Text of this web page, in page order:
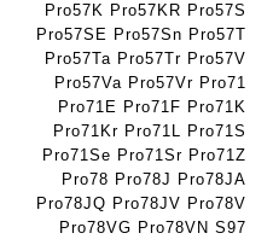
Pro57K Pro57KR Pro57S
Pro57SE Pro57Sn Pro57T
Pro57Ta Pro57Tr Pro57V
Pro57Va Pro57Vr Pro71
Pro71E Pro71F Pro71K
Pro71Kr Pro71L Pro71S
Pro71Se Pro71Sr Pro71Z
Pro78 Pro78J Pro78JA
Pro78JQ Pro78JV Pro78V
Pro78VG Pro78VN S97